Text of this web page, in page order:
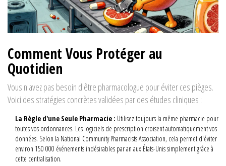
Comment Vous Protéger au
Quotidien
Vous n'avez pas besoin d'être pharmacologue pour éviter ces pièges.
Voici des stratégies concrètes validées par des études cliniques :
La Règle d'une Seule Pharmacie : Utilisez toujours la même pharmacie pour
toutes vos ordonnances. Les logiciels de prescription croisent automatiquement vos
données. Selon la National Community Pharmacists Association, cela permet d'éviter
environ 150 000 événements indésirables par an aux États-Unis simplement grâce à
cette centralisation.